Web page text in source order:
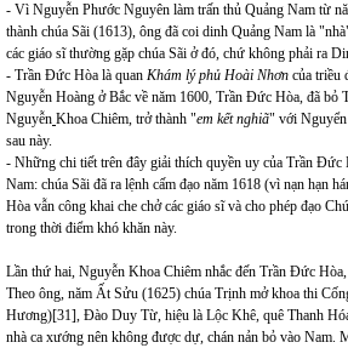
- Vì Nguyễn Phước Nguyên làm trấn thủ Quảng Nam từ
thành chúa Sãi (1613), ông đã coi dinh Quảng Nam là
các giáo sĩ thường gặp chúa Sãi ở đó, chứ không phải ra
- Trần Đức Hòa là quan Khám lý phủ Hoài Nhơn của triều
Nguyễn Hoàng ở Bắc về năm 1600, Trần Đức Hòa, đã bỏ
Nguyễn Khoa Chiêm, trở thành "em kết nghiã" với
sau này.
- Những chi tiết trên đây giải thích quyền uy của Trần
Nam: chúa Sãi đã ra lệnh cấm đạo năm 1618 (vì nạn hạn
Hòa vẫn công khai che chở các giáo sĩ và cho phép đạo
trong thời điểm khó khăn này.
Lần thứ hai, Nguyễn Khoa Chiêm nhắc đến Trần Đức
Theo ông, năm Ất Sửu (1625) chúa Trịnh mở khoa thi
Hương)[31], Đào Duy Từ, hiệu là Lộc Khê, quê Thanh
nhà ca xướng nên không được dự, chán nản bỏ vào Nam.